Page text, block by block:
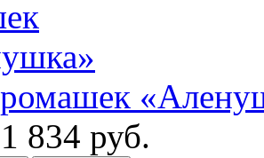
1 834 руб.